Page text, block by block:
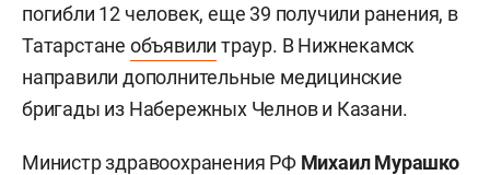
погибли 12 человек, еще 39 получили ранения, в
Татарстане объявили траур. В Нижнекамск
направили дополнительные медицинские
бригады из Набережных Челнов и Казани.
Министр здравоохранения РФ Михаил Мурашко